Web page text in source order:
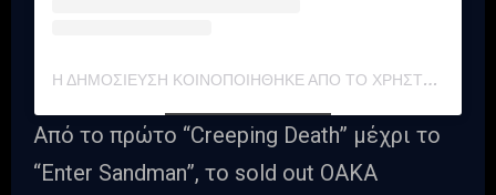
Η ΔΗΜΟΣΊΕΥΣΗ ΚΟΙΝΟΠΟΙΉΘΗΚΕ ΑΠΌ ΤΟ ΧΡΉΣΤΗ METALLICA (@METALLICA)
Από το πρώτο “Creeping Death” μέχρι το
“Enter Sandman”, το sold out ΟΑΚΑ